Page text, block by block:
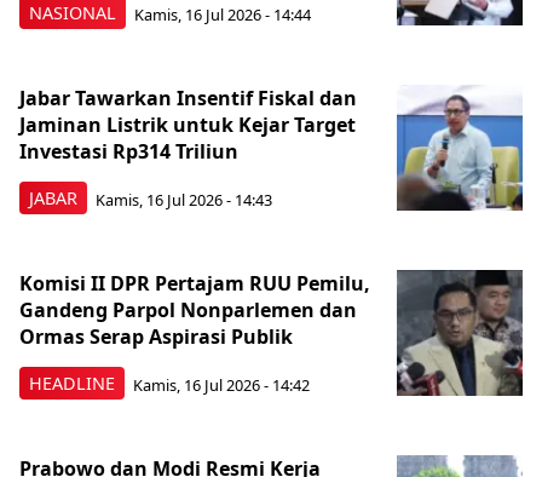
NASIONAL Kamis, 16 Jul 2026 - 14:44
JABAR
Jabar Tawarkan Insentif Fiskal dan
Jaminan Listrik untuk Kejar Target
Investasi Rp314 Triliun
Kamis, 16 Jul 2026 - 14:43
HEADLINE
Komisi II DPR Pertajam RUU Pemilu,
Gandeng Parpol Nonparlemen dan
Ormas Serap Aspirasi Publik
Kamis, 16 Jul 2026 - 14:42
Prabowo dan Modi Resmi Kerja